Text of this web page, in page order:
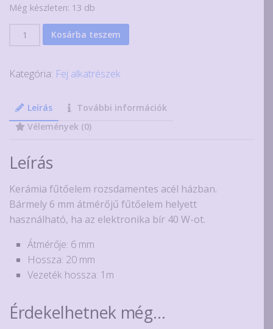
Még készleten: 13 db
40W-
3D
12
vagy
mennyiség
Kosárba teszem
Kategória: Fej alkatrészek
Leírás
További információk
Vélemények (0)
Leírás
Kerámia fűtőelem rozsdamentes acél házban.
Bármely 6 mm átmérőjű fűtőelem helyett
használható, ha az elektronika bír 40 W-ot.
Átmérője: 6 mm
Hossza: 20 mm
Vezeték hossza: 1m
Érdekelhetnek még…